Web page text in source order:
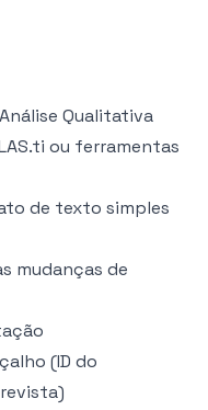
Qualitativa
ou ferramentas
de texto simples
mudanças de
(ID do